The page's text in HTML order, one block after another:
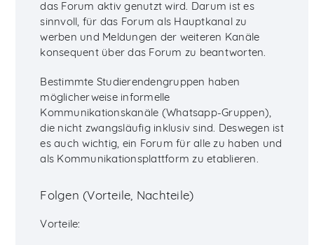
das Forum aktiv genutzt wird. Darum ist es
sinnvoll, für das Forum als Hauptkanal zu
werben und Meldungen der weiteren Kanäle
konsequent über das Forum zu beantworten.
Bestimmte Studierendengruppen haben
möglicherweise informelle
Kommunikationskanäle (Whatsapp-Gruppen),
die nicht zwangsläufig inklusiv sind. Deswegen ist
es auch wichtig, ein Forum für alle zu haben und
als Kommunikationsplattform zu etablieren.
Folgen (Vorteile, Nachteile)
Vorteile: